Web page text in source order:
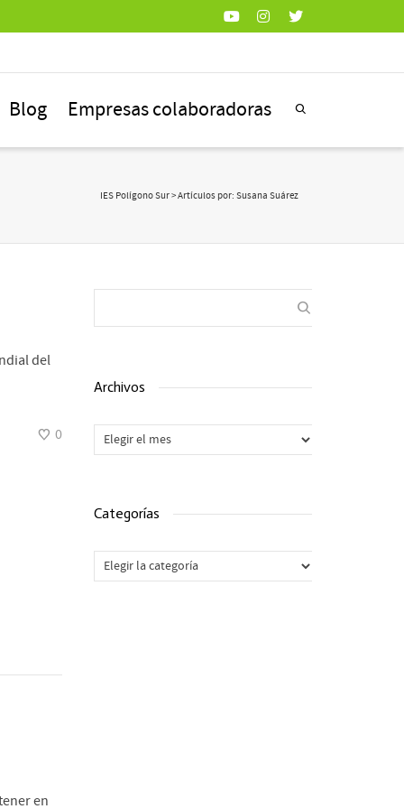
Blog Empresas colaboradoras
IES Polígono Sur> Artículos por: Susana Suárez
del
0
en
Archivos
Archivos
Categorías
Categorías